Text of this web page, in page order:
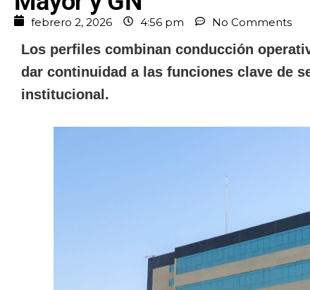
febrero 2, 2026 4:56 pm No Comments
Los perfiles combinan conducción
dar continuidad a las funciones clave de
institucional.